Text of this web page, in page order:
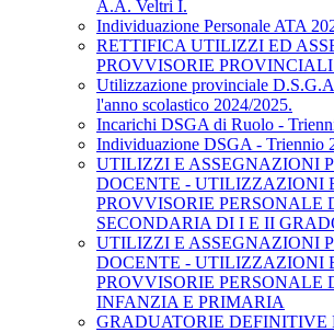
A.A. Veltri I.
Individuazione Personale ATA
RETTIFICA UTILIZZI ED
PROVVISORIE
Utilizzazione provinciale
l'anno scolastico 2024/2025.
Incarichi DSGA di Ruolo -
Individuazione DSGA - Triennio
UTILIZZI E ASSEGNAZIONI
DOCENTE - UTILIZZAZIONI
PROVVISORIE PERSONALE
SECONDARIA DI I E II
UTILIZZI E ASSEGNAZIONI
DOCENTE - UTILIZZAZIONI
PROVVISORIE PERSONALE
INFANZIA E PRIMARIA
GRADUATORIE DEFINITIVE